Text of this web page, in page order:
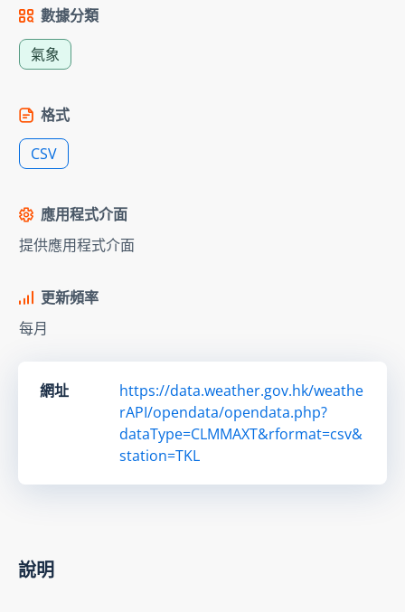
數據分類
氣象
格式
CSV
應用程式介面
提供應用程式介面
更新頻率
每月
網址
https://data.weather.gov.hk/weathe
rAPI/opendata/opendata.php?
dataType=CLMMAXT&rformat=csv&
station=TKL
說明